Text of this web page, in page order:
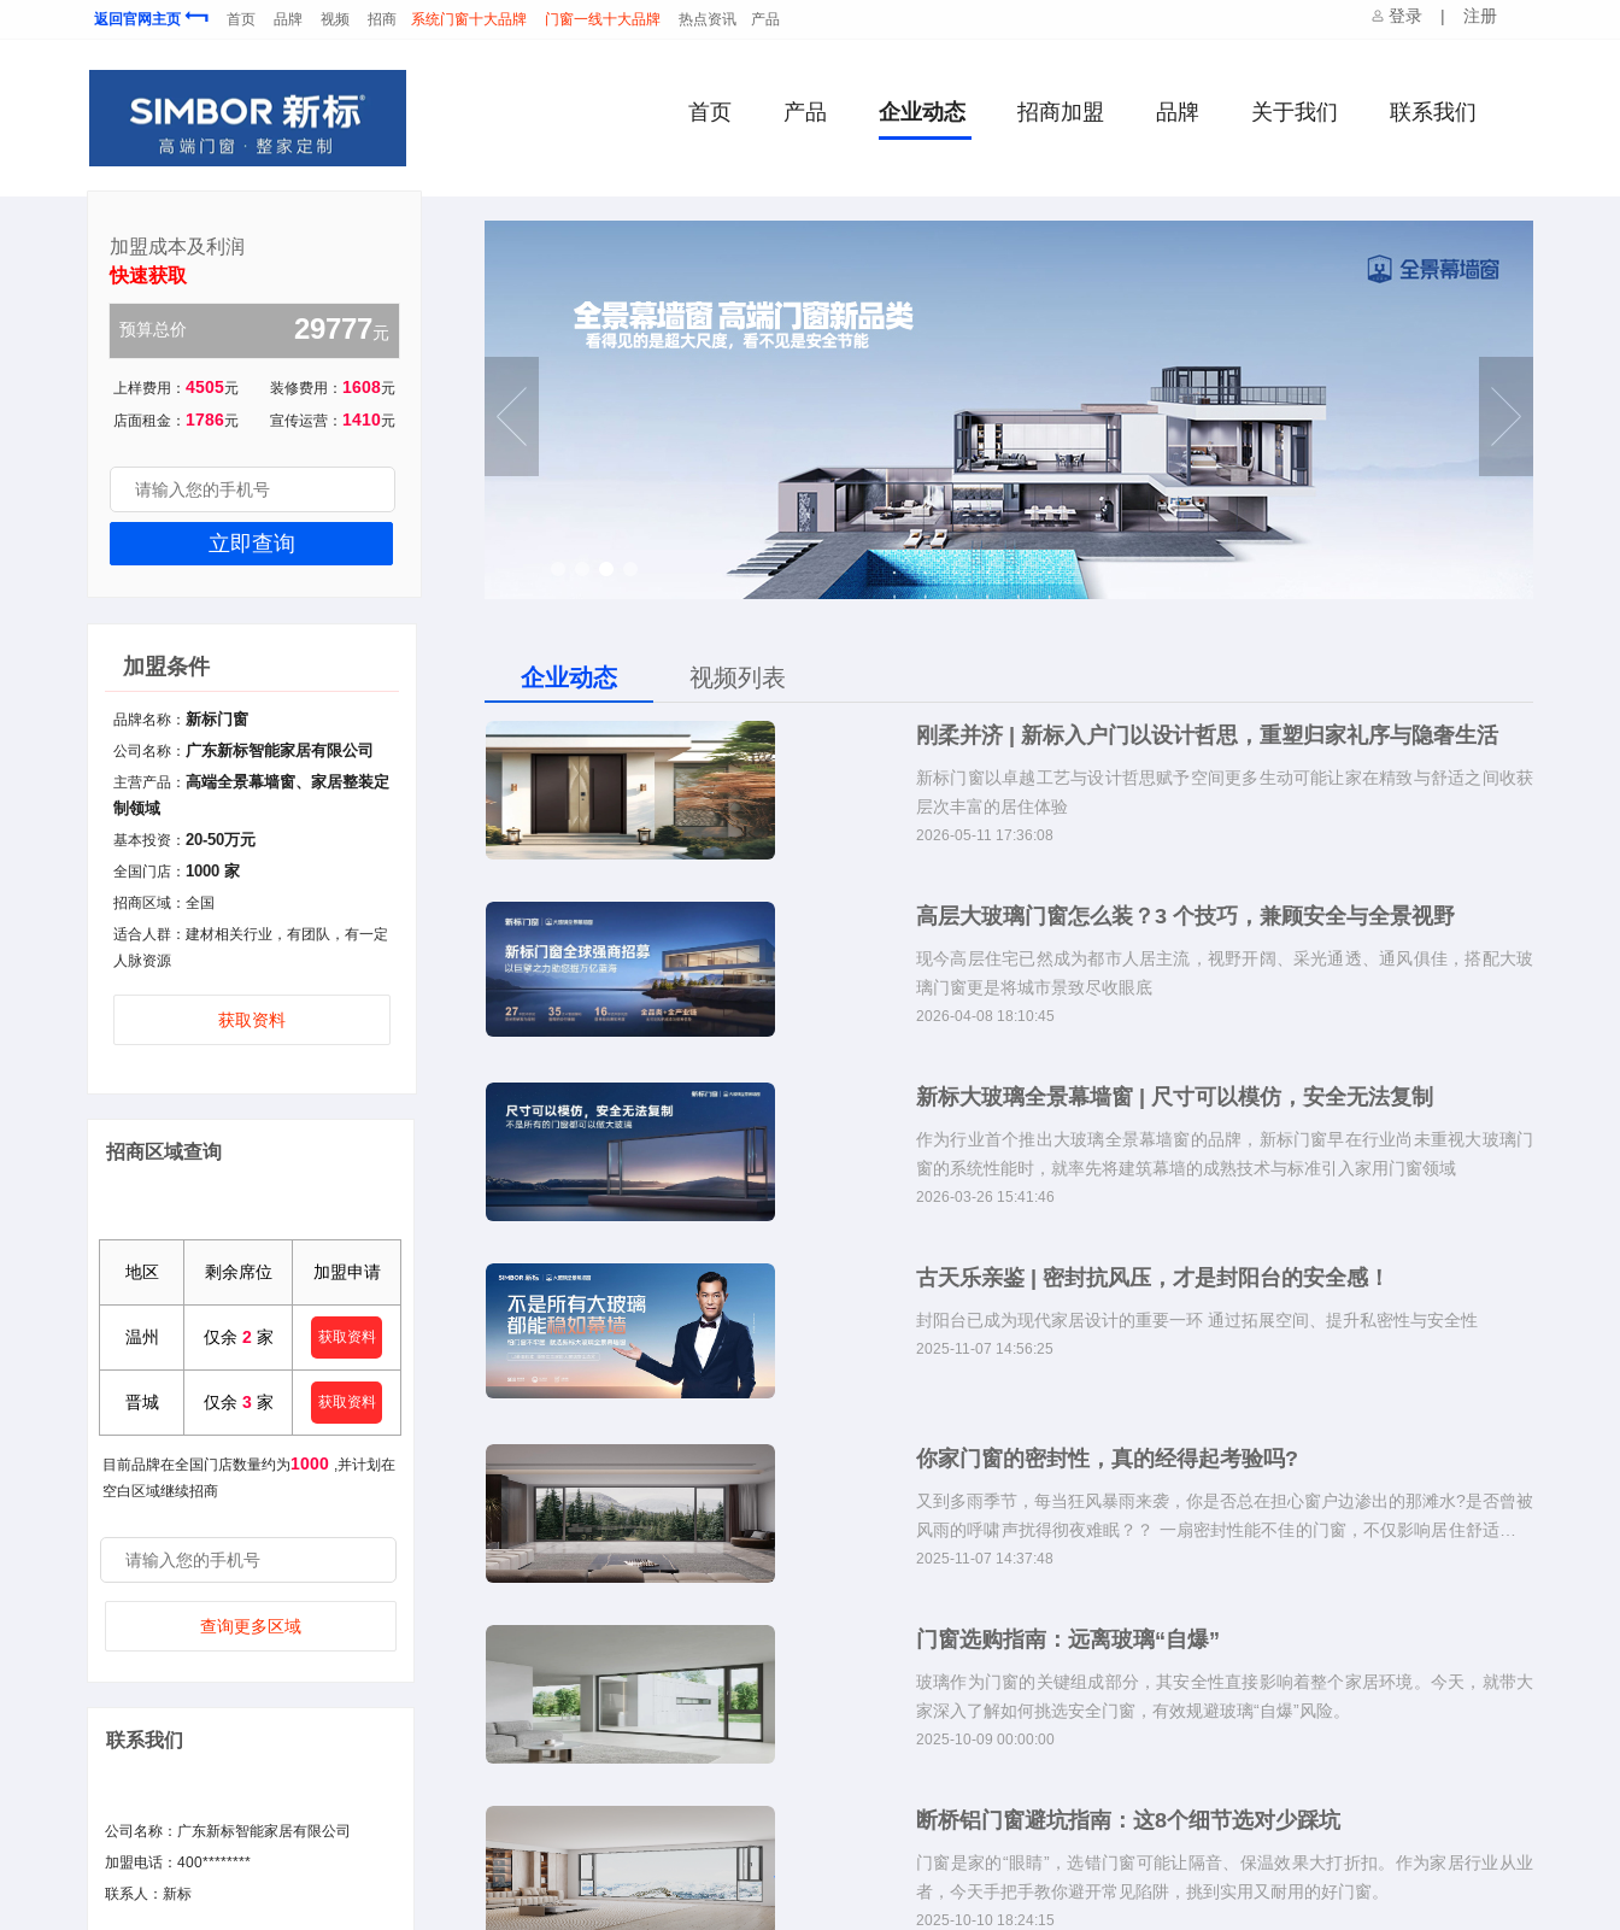
返回官网主页 首页 品牌 视频 招商 系统门窗十大品牌 门窗一线十大品牌 热点资讯 产品 登录 | 注册
首页 产品 企业动态 招商加盟 品牌 关于我们 联系我们
加盟成本及利润
快速获取
预算总价 12862元
上样费用： 1858元 装修费用： 5650元
店面租金： 7433元 宣传运营： 6079元
立即查询
加盟条件
品牌名称： 新标门窗
公司名称： 广东新标智能家居有限公司
主营产品： 高端全景幕墙窗、家居整装定
制领域
基本投资： 20-50万元
全国门店： 1000 家
招商区域：全国
适合人群：建材相关行业，有团队，有一定
人脉资源
获取资料
招商区域查询
地区 剩余席位 加盟申请
温州 仅余 2 家 获取资料
晋城 仅余 3 家 获取资料
目前品牌在全国门店数量约为1000 ,并计划在
空白区域继续招商
查询更多区域
联系我们
公司名称：广东新标智能家居有限公司
加盟电话：400********
联系人：新标
企业动态 视频列表
刚柔并济 | 新标入户门以设计哲思，重塑归家礼序与隐奢生活
新标门窗以卓越工艺与设计哲思赋予空间更多生动可能让家在精致与舒适之间收获
层次丰富的居住体验
2026-05-11 17:36:08
高层大玻璃门窗怎么装？3 个技巧，兼顾安全与全景视野
现今高层住宅已然成为都市人居主流，视野开阔、采光通透、通风俱佳，搭配大玻
璃门窗更是将城市景致尽收眼底
2026-04-08 18:10:45
新标大玻璃全景幕墙窗 | 尺寸可以模仿，安全无法复制
作为行业首个推出大玻璃全景幕墙窗的品牌，新标门窗早在行业尚未重视大玻璃门
窗的系统性能时，就率先将建筑幕墙的成熟技术与标准引入家用门窗领域
2026-03-26 15:41:46
古天乐亲鉴 | 密封抗风压，才是封阳台的安全感！
封阳台已成为现代家居设计的重要一环 通过拓展空间、提升私密性与安全性
2025-11-07 14:56:25
你家门窗的密封性，真的经得起考验吗?
又到多雨季节，每当狂风暴雨来袭，你是否总在担心窗户边渗出的那滩水?是否曾被
风雨的呼啸声扰得彻夜难眠？？ 一扇密封性能不佳的门窗，不仅影响居住舒适度，
更可能让家的安全感荡然无存。今天，我们就来聊聊如何为家选择一扇“滴水不
2025-11-07 14:37:48
门窗选购指南：远离玻璃“自爆”
玻璃作为门窗的关键组成部分，其安全性直接影响着整个家居环境。今天，就带大
家深入了解如何挑选安全门窗，有效规避玻璃“自爆”风险。
2025-10-09 00:00:00
断桥铝门窗避坑指南：这8个细节选对少踩坑
门窗是家的“眼睛”，选错门窗可能让隔音、保温效果大打折扣。作为家居行业从业
者，今天手把手教你避开常见陷阱，挑到实用又耐用的好门窗。
2025-10-10 18:24:15